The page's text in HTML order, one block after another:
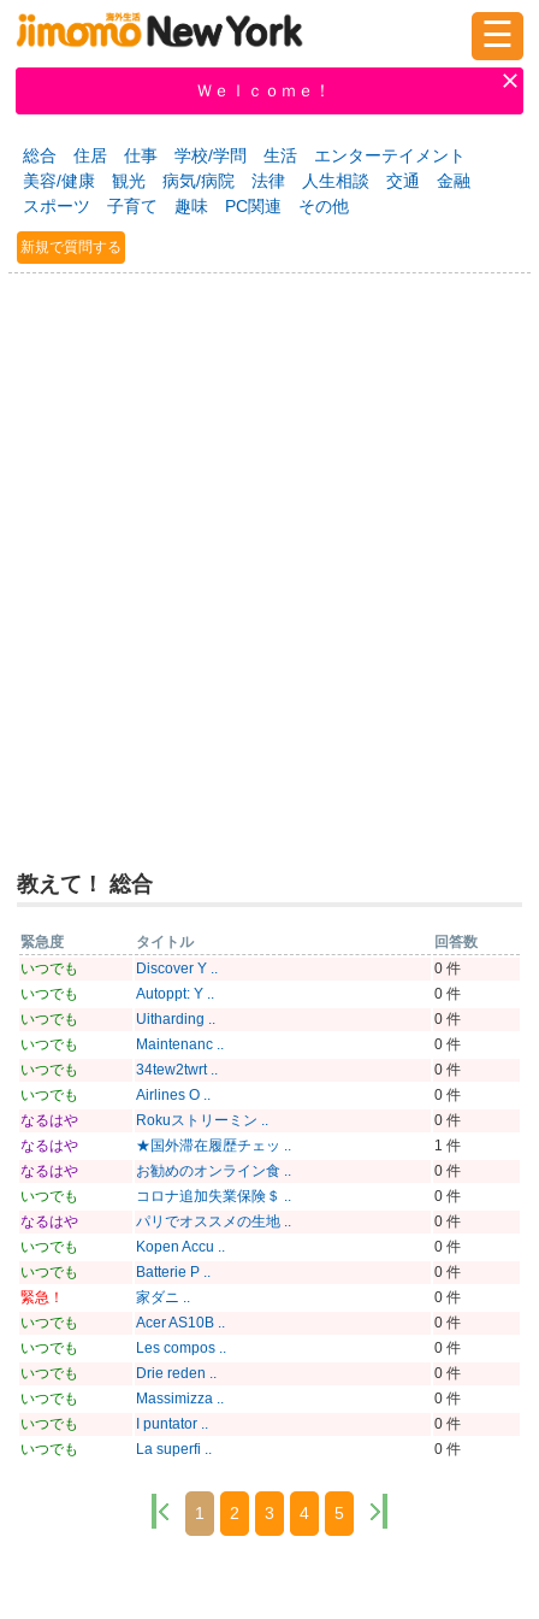
新規登録
掲示板 タウン情報 教えて！
☰
Ｗｅｌｃｏｍｅ！
総合 住居 仕事 学校/学問 生活
エンターテイメント
美容/健康
観光 病気/病院 法律 人生相談 交通
金融
スポーツ
子育て 趣味 PC関連 その他
新規で質問する
教えて！ 総合
緊急度 タイトル
回答数
いつでも
Discover Y ..
0 件
いつでも
Autoppt: Y ..
0 件
いつでも
Uitharding ..
0 件
いつでも
Maintenanc ..
0 件
いつでも
34tew2twrt ..
0 件
いつでも
Airlines O ..
0 件
なるはや
Rokuストリーミン ..
0 件
なるはや
★国外滞在履歴チェッ ..
1 件
なるはや
お勧めのオンライン食 ..
0 件
いつでも
コロナ追加失業保険＄ ..
0 件
なるはや
パリでオススメの生地 ..
0 件
いつでも
Kopen Accu ..
0 件
いつでも
Batterie P ..
0 件
緊急！
家ダニ ..
0 件
いつでも
Acer AS10B ..
0 件
いつでも
Les compos ..
0 件
いつでも
Drie reden ..
0 件
いつでも
Massimizza ..
0 件
いつでも
I puntator ..
0 件
いつでも
La superfi .. 0 件
1 2 3 4 5